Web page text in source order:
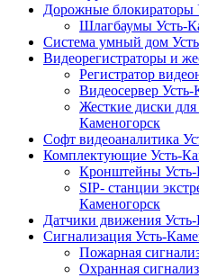
Дорожные блокираторы
Шлагбаумы Усть-
Система умный дом
Видеорегистраторы и
Регистратор
Видеосервер
Жесткие диски
Каменогорск
Софт видеоаналитика
Комплектующие Усть-
Кронштейны Усть-
SIP- станции
Каменогорск
Датчики движения
Сигнализация Усть-
Пожарная
Охранная